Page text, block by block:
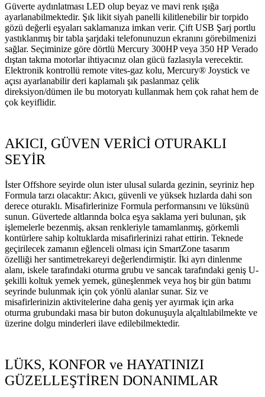
Güverte aydınlatması LED olup beyaz ve mavi renk ışığa
ayarlanabilmektedir. Şık likit siyah panelli kilitlenebilir bir torpido
gözü değerli eşyaları saklamanıza imkan verir. Çift USB Şarj portlu
yastıklanmış bir tabla şarjdaki telefonunuzun ekranını görebilmenizi
sağlar. Seçiminize göre dörtlü Mercury 300HP veya 350 HP Verado
dıştan takma motorlar ihtiyacınız olan gücü fazlasıyla verecektir.
Elektronik kontrollü remote vites-gaz kolu, Mercury® Joystick ve
açısı ayarlanabilir deri kaplamalı şık paslanmaz çelik
direksiyon/dümen ile bu motoryatı kullanmak hem çok rahat hem de
çok keyiflidir.
AKICI, GÜVEN VERİCİ OTURAKLI
SEYİR
İster Offshore seyirde olun ister ulusal sularda gezinin, seyriniz hep
Formula tarzı olacaktır: Akıcı, güvenli ve yüksek hızlarda dahi son
derece oturaklı. Misafirlerinize Formula performansını ve lüksünü
sunun. Güvertede altlarında bolca eşya saklama yeri bulunan, şık
işlemelerle bezenmiş, aksan renkleriyle tamamlanmış, görkemli
kontürlere sahip koltuklarda misafirlerinizi rahat ettirin. Teknede
geçirilecek zamanın eğlenceli olması için SmartZone tasarım
özelliği her santimetrekareyi değerlendirmiştir. İki ayrı dinlenme
alanı, iskele tarafındaki oturma grubu ve sancak tarafındaki geniş U-
şekilli koltuk yemek yemek, güneşlenmek veya hoş bir gün batımı
seyrinde bulunmak için çok yönlü alanlar sunar. Siz ve
misafirlerinizin aktivitelerine daha geniş yer ayırmak için arka
oturma grubundaki masa bir buton dokunuşuyla alçaltılabilmekte ve
üzerine dolgu minderleri ilave edilebilmektedir.
LÜKS, KONFOR ve HAYATINIZI
GÜZELLEŞTİREN DONANIMLAR